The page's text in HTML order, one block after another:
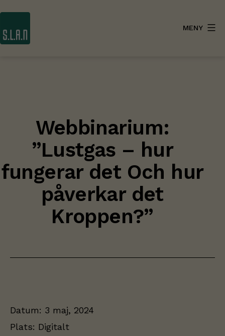
innehåll
MENY
Webbinarium:
”Lustgas – hur
fungerar det Och hur
påverkar det
Kroppen?”
Datum: 3 maj, 2024
Plats: Digitalt